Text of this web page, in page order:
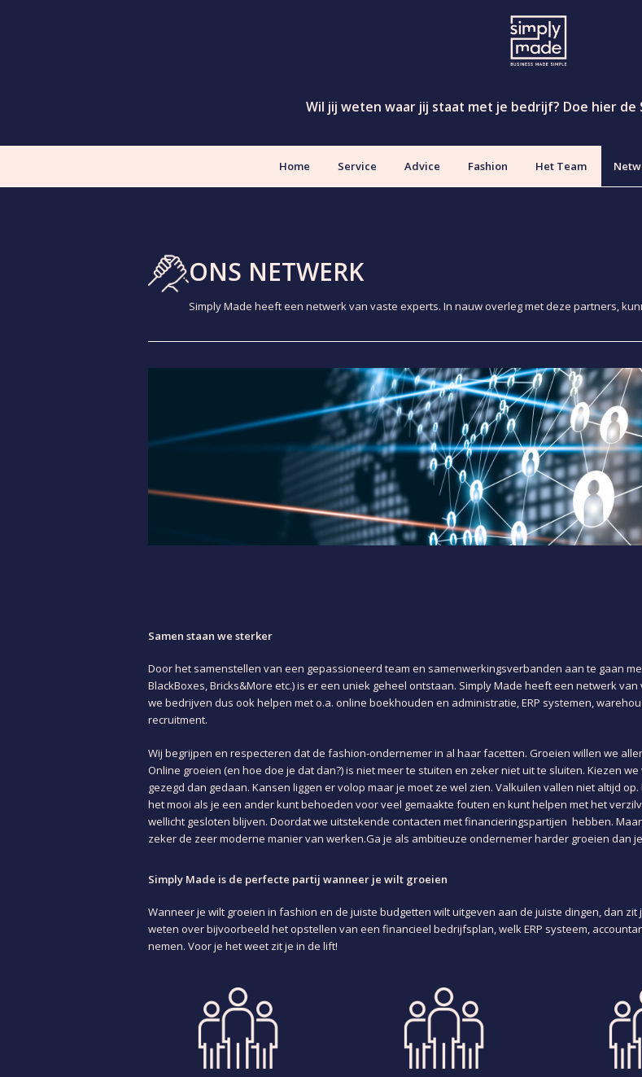
Wil jij weten waar jij staat met je bedrijf? Doe hier de
Home Service Advice Fashion Het Team
ONS NETWERK
Simply Made heeft een netwerk van vaste experts. In nauw overleg met deze partners,
Samen staan we sterker
Door het samenstellen van een gepassioneerd team en samenwerkingsverbanden aan te gaan
BlackBoxes, Bricks&More etc.) is er een uniek geheel ontstaan. Simply Made heeft een netwerk
we bedrijven dus ook helpen met o.a. online boekhouden en administratie, ERP systemen,
recruitment.
Wij begrijpen en respecteren dat de fashion-ondernemer in al haar facetten. Groeien willen we
Online groeien (en hoe doe je dat dan?) is niet meer te stuiten en zeker niet uit te sluiten. Kiezen
gezegd dan gedaan. Kansen liggen er volop maar je moet ze wel zien. Valkuilen vallen niet altijd
het mooi als je een ander kunt behoeden voor veel gemaakte fouten en kunt helpen met het
wellicht gesloten blijven. Doordat we uitstekende contacten met financieringspartijen hebben.
zeker de zeer moderne manier van werken.Ga je als ambitieuze ondernemer harder groeien dan
Simply Made is de perfecte partij wanneer je wilt groeien
Wanneer je wilt groeien in fashion en de juiste budgetten wilt uitgeven aan de juiste dingen, dan zit
weten over bijvoorbeeld het opstellen van een financieel bedrijfsplan, welk ERP systeem,
nemen. Voor je het weet zit je in de lift!